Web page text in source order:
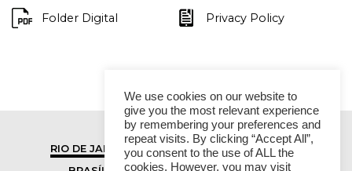
Folder Digital Privacy Policy
RIO DE JANEIRO
SÃO PAULO
We use cookies on our website to
give you the most relevant experience
by remembering your preferences and
repeat visits. By clicking “Accept All”,
you consent to the use of ALL the
cookies. However, you may visit